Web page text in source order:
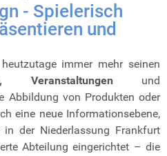
- Spielerisch
und
immer mehr seinen
Veranstaltungen und
Abbildung von Produkten oder
eine neue Informationsebene,
der Niederlassung Frankfurt
Abteilung eingerichtet – die